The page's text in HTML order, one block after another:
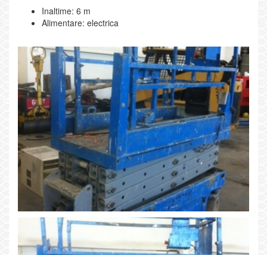
Inaltime: 6 m
Alimentare: electrica